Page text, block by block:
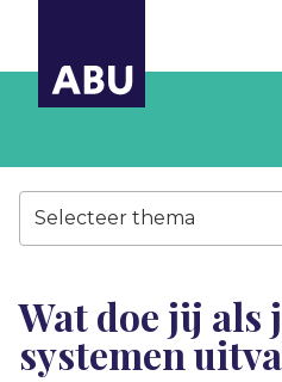
Selecteer thema
Wat doe jij als
systemen